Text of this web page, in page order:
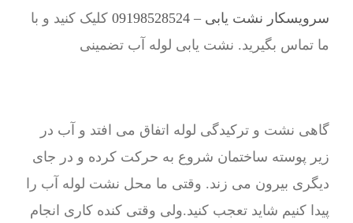
سرویسکار نشت یابی – 09198528524
کلیک کنید و با
ما تماس بگیرید. نشت یابی لوله آب تضمینی
گاهی نشت و ترکیدگی لوله اتفاق می افتد و آب در
زیر پوسته ساختمان شروع به حرکت کرده و در جای
دیگری بیرون می زند. وقتی ما محل نشت لوله آب را
پیدا کنیم شاید تعجب کنید.ولی وقتی کنده کاری انجام